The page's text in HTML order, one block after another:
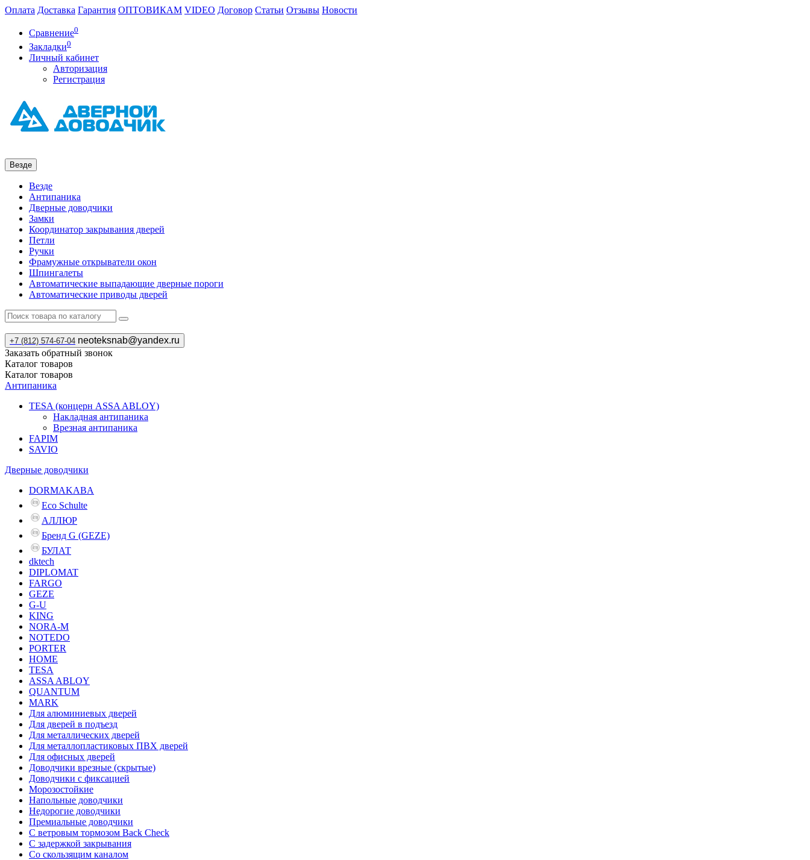
Оплата Доставка Гарантия ОПТОВИКАМ VIDEO Договор Статьи Отзывы Новости
Сравнение0
Закладки0
Личный кабинет
Авторизация
Регистрация
Везде
Везде
Антипаника
Дверные доводчики
Замки
Координатор закрывания дверей
Петли
Ручки
Фрамужные открыватели окон
Шпингалеты
Автоматические выпадающие дверные пороги
Автоматические приводы дверей
+7 (812) 574-67-04 neoteksnab@yandex.ru
Заказать обратный звонок
Каталог товаров
Каталог товаров
Антипаника
TESA (концерн ASSA ABLOY)
Накладная антипаника
Врезная антипаника
FAPIM
SAVIO
Дверные доводчики
DORMAKABA
Eco Schulte
АЛЛЮР
Бренд G (GEZE)
БУЛАТ
dktech
DIPLOMAT
FARGO
GEZE
G-U
KING
NORA-M
NOTEDO
PORTER
HOME
TESA
ASSA ABLOY
QUANTUM
MARK
Для алюминиевых дверей
Для дверей в подъезд
Для металлических дверей
Для металлопластиковых ПВХ дверей
Для офисных дверей
Доводчики врезные (скрытые)
Доводчики с фиксацией
Морозостойкие
Напольные доводчики
Недорогие доводчики
Премиальные доводчики
С ветровым тормозом Back Check
С задержкой закрывания
Со скользящим каналом